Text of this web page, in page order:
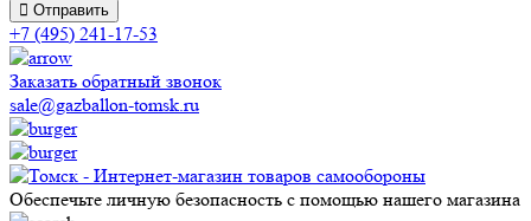
Отправить
+7 (495) 241-17-53
Заказать обратный звонок
sale@gazballon-tomsk.ru
Обеспечьте личную безопасность с помощью нашего магазина